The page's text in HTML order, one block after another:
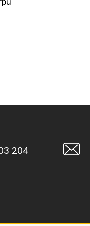
204